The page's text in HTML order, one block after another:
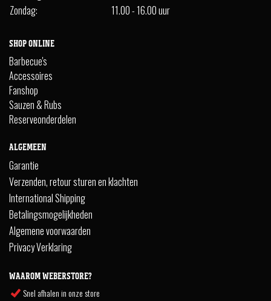
Zondag:
11.00 - 16.00 uur
SHOP ONLINE
Barbecue's
Accessoires
Fanshop
Sauzen & Rubs
Reserveonderdelen
ALGEMEEN
Garantie
Verzenden, retour sturen en klachten
International Shipping
Betalingsmogelijkheden
Algemene voorwaarden
Privacy Verklaring
WAAROM WEBERSTORE?
Snel afhalen in onze store